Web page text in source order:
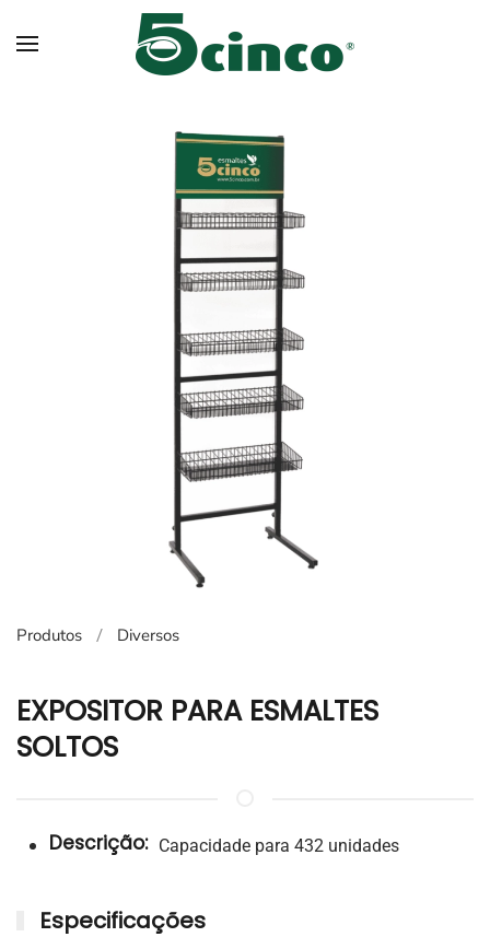
Skip to main content
Produtos Diversos
EXPOSITOR PARA ESMALTES
SOLTOS
Descrição: Capacidade para 432 unidades
Especificações